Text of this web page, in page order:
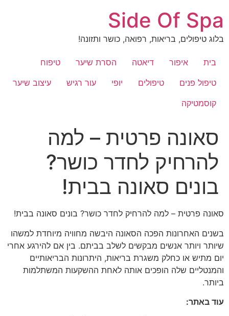
לתוכןSide Of Spa
בלוג טיפולים, בריאות, רפואה, כושר ותזונה!
בית איפור דיאטה הסרת שיער
טיפוח
טיפול פנים
טיפולים יופי עור רגיש
עיצוב שיער
קוסמטיקה
סאונה פרטית – למה
להרחיק לחדר כושר?
בונים סאונה בבית!
סאונה פרטית – למה להרחיק לחדר כושר? בונים סאונה בבית!
בשנים האחרונות הפכה הסאונה היבשה מחוויה מיוחדת למשהו
שיותר ויותר אנשים מבקשים לשלב בביתם. בין אם להירגע אחרי
יום מתיש או כחלק משגרת בריאות, היתרונות הבריאותיים
והמנטליים שלה הופכים אותה לאחת ההשקעות המשתלמות
ביותר.
עוד באתר: